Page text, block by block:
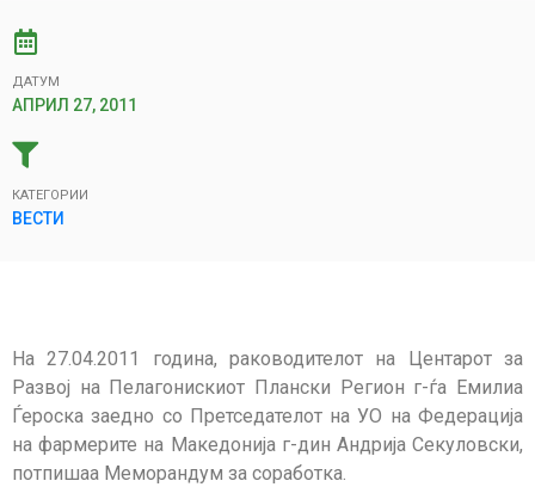
ДАТУМ
АПРИЛ 27, 2011
КАТЕГОРИИ
ВЕСТИ
На 27.04.2011 година, раководителот на Центарот за
Развој на Пелагонискиот Плански Регион г-ѓа Емилиа
Ѓероска заедно со Претседателот на УО на Федерација
на фармерите на Македонија г-дин Андрија Секуловски,
потпишаа Меморандум за соработка.